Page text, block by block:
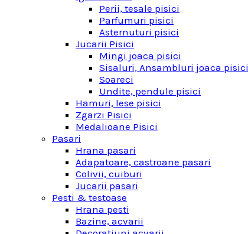
Perii, tesale pisici
Parfumuri pisici
Asternuturi pisici
Jucarii Pisici
Mingi joaca pisici
Sisaluri, Ansambluri joaca pisici
Soareci
Undite, pendule pisici
Hamuri, lese pisici
Zgarzi Pisici
Medalioane Pisici
Pasari
Hrana pasari
Adapatoare, castroane pasari
Colivii, cuiburi
Jucarii pasari
Pesti & testoase
Hrana pesti
Bazine, acvarii